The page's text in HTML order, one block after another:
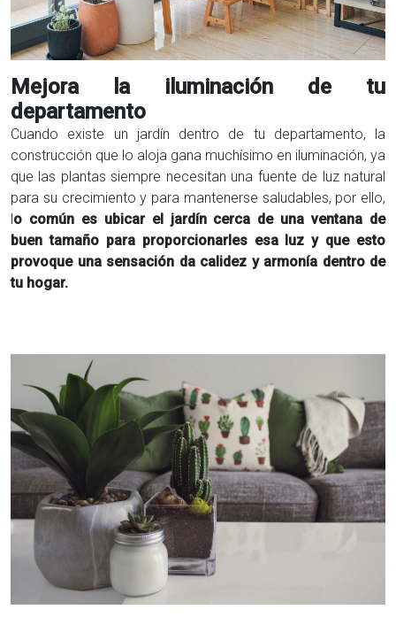
Mejora la iluminación de tu
departamento
Cuando existe un jardín dentro de tu departamento, la
construcción que lo aloja gana muchísimo en iluminación, ya
que las plantas siempre necesitan una fuente de luz natural
para su crecimiento y para mantenerse saludables, por ello,
lo común es ubicar el jardín cerca de una ventana de
buen tamaño para proporcionarles esa luz y que esto
provoque una sensación da calidez y armonía dentro de
tu hogar.